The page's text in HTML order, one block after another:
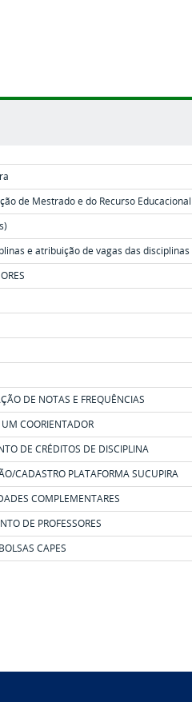
de Mestrado e do Recurso Educacional
e atribuição de vagas das disciplinas
DE NOTAS E FREQUÊNCIAS
COORIENTADOR
DE CRÉDITOS DE DISCIPLINA
CADASTRO PLATAFORMA SUCUPIRA
COMPLEMENTARES
DE PROFESSORES
CAPES